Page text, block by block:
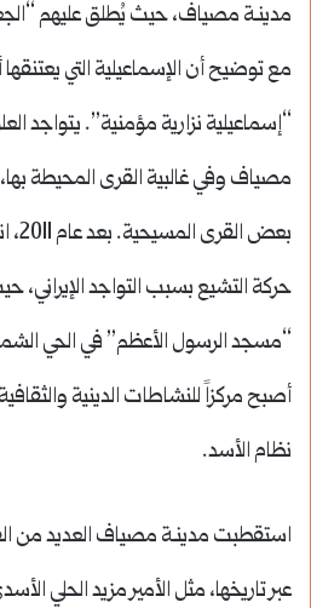
مدينـة مصياف، حيث يُطلق عليهم
مع توضيح أن الإسماعيلية التي
“إسماعيلية نزارية مؤمنية”. يتواجد
مصياف وفي غالبية القرى المحيطة
بعض
حركة التشيع بسبب التواجد
“مسجد الرسول الأعظم” في الحي
أصبح مركزاً للنشاطات الدينية
نظام الأسد.
استقطبت مدينـة مصياف العديد من
عبر تاريخها، مثل الأمير مزيد الحلي